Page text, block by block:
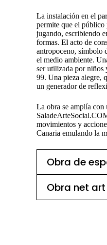
La instalación en el
permite que el público
jugando, escribiendo
formas. El acto de
antropoceno, símbolo
el medio ambiente.
ser utilizada por niños
99. Una pieza alegre,
un generador de
La obra se amplía con
movimientos y
Canaria emulando la
Obra de
Obra net art